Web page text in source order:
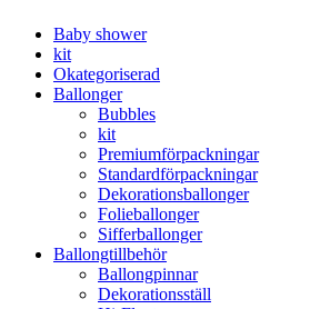
Baby shower
kit
Okategoriserad
Ballonger
Bubbles
kit
Premium­förpackningar
Standard­­förpackningar
Dekorations­ballonger
Folie­­­ballonger
Siffer­­ballonger
Ballong­tillbehör
Ballongpinnar
Dekorationsställ